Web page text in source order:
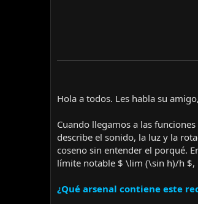
Hola a todos. Les habla su
Cuando llegamos a las
describe el sonido, la luz y la
coseno sin entender el porqué.
límite notable $ \lim (\sin h)/h $,
¿Qué arsenal contiene este